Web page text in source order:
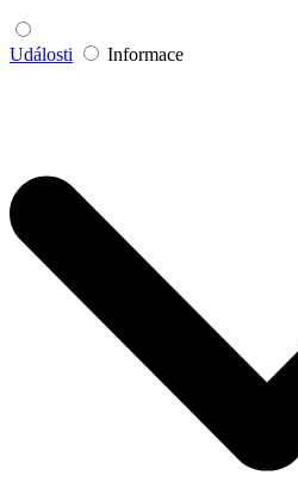
Události Informace